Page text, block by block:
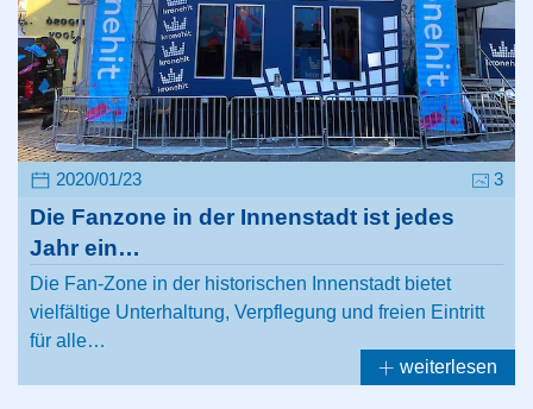
2020/01/23 3
Die Fanzone in der Innenstadt ist jedes
Jahr ein…
Die Fan-Zone in der historischen Innenstadt bietet
vielfältige Unterhaltung, Verpflegung und freien Eintritt
für alle…
weiterlesen